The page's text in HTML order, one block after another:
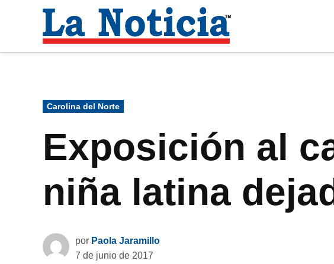
contenido
Noticia
Publicado
en
Carolina del Norte
Exposición al
niña latina
por Paola Jaramillo
7 de junio de 2017